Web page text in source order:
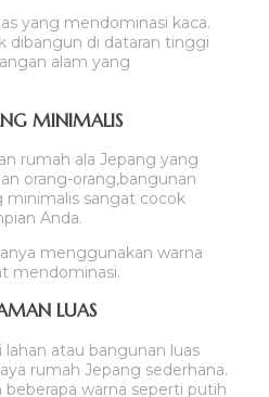
yang mendominasi kaca.
dibangun di dataran tinggi
alam yang
MINIMALIS
rumah ala Jepang yang
orang-orang,bangunan
minimalis sangat cocok
Anda.
menggunakan warna
mendominasi.
LUAS
atau bangunan luas
rumah Jepang sederhana.
beberapa warna seperti putih